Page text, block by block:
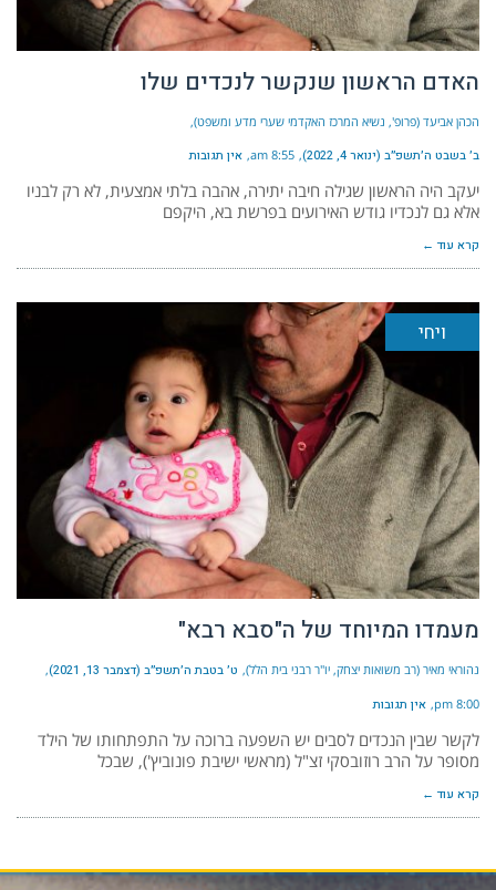
האדם הראשון שנקשר לנכדים שלו
הכהן אביעד (פרופ', נשיא המרכז האקדמי שערי מדע ומשפט)
ב׳ בשבט ה׳תשפ״ב (ינואר 4, 2022) 8:55 am אין תגובות
יעקב היה הראשון שגילה חיבה יתירה, אהבה בלתי אמצעית, לא רק לבניו
אלא גם לנכדיו גודש האירועים בפרשת בא, היקפם
קרא עוד ←
ויחי
מעמדו המיוחד של ה"סבא רבא"
נהוראי מאיר (רב משואות יצחק, יו"ר רבני בית הלל) ט׳ בטבת ה׳תשפ״ב (דצמבר 13, 2021)
8:00 pm אין תגובות
לקשר שבין הנכדים לסבים יש השפעה ברוכה על התפתחותו של הילד
מסופר על הרב רוזובסקי זצ"ל (מראשי ישיבת פונוביץ'), שבכל
קרא עוד ←